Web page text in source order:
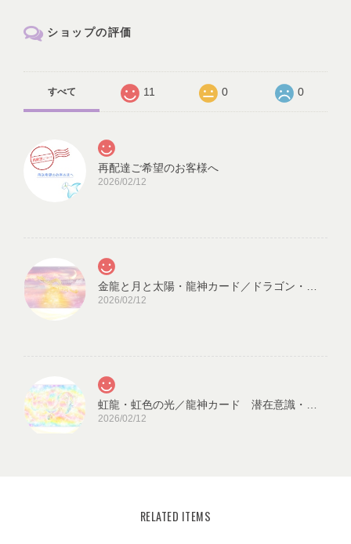
ショップの評価
すべて 11 0 0
再配達ご希望のお客様へ
2026/02/12
2026/02/12
2026/02/12
RELATED ITEMS